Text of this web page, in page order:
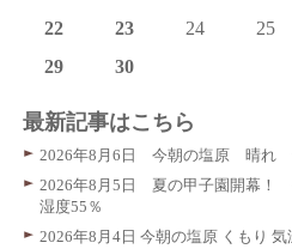
22
23 24 25
29
30
最新記事はこちら
2026年8月6日 今朝の塩原 晴れ
2026年8月5日 夏の甲子園開幕
湿度55％
2026年8月4日 今朝の塩原 くもり